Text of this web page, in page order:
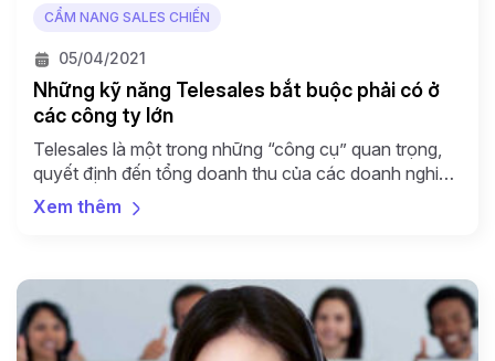
CẨM NANG SALES CHIẾN
05/04/2021
Những kỹ năng Telesales bắt buộc phải có ở
các công ty lớn
Telesales là một trong những “công cụ” quan trọng,
quyết định đến tổng doanh thu của các doanh nghiệp
và cá nhân kinh doanh. Những cuộc trao đổi hay
những hợp đồng mua bán được thỏa thuận qua điện
Xem thêm